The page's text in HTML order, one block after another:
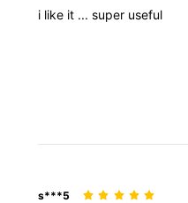
i like it ... super useful
s***5